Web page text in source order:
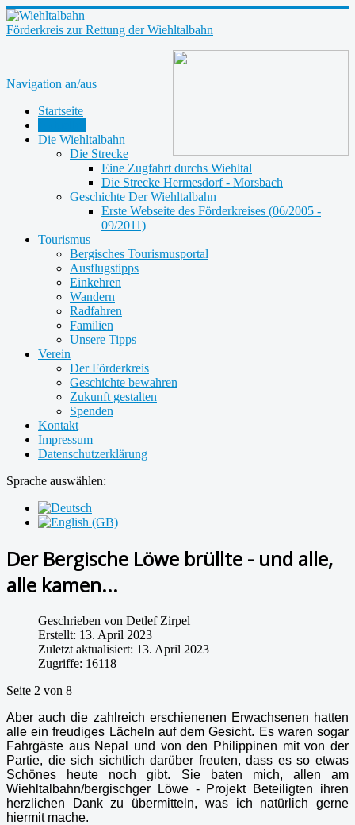
Förderkreis zur Rettung der Wiehltalbahn
Navigation an/aus
Startseite
Die Wiehltalbahn
Die Strecke
Eine Zugfahrt durchs Wiehltal
Die Strecke Hermesdorf - Morsbach
Geschichte Der Wiehltalbahn
Erste Webseite des Förderkreises (06/2005 -
09/2011)
Tourismus
Bergisches Tourismusportal
Ausflugstipps
Einkehren
Wandern
Radfahren
Familien
Unsere Tipps
Verein
Der Förderkreis
Geschichte bewahren
Zukunft gestalten
Spenden
Kontakt
Impressum
Datenschutzerklärung
Sprache auswählen:
Der Bergische Löwe brüllte - und alle,
alle kamen...
Geschrieben von Detlef Zirpel
Erstellt: 13. April 2023
Zuletzt aktualisiert: 13. April 2023
Zugriffe: 16118
Seite 2 von 8
Aber auch die zahlreich erschienenen Erwachsenen hatten
alle ein freudiges Lächeln auf dem Gesicht. Es waren sogar
Fahrgäste aus Nepal und von den Philippinen mit von der
Partie, die sich sichtlich darüber freuten, dass es so etwas
Schönes heute noch gibt. Sie baten mich, allen am
Wiehltalbahn/bergischger Löwe - Projekt Beteiligten ihren
herzlichen Dank zu übermitteln, was ich natürlich gerne
hiermit mache.